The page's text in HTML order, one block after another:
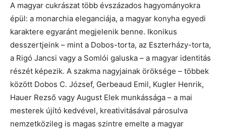
A magyar cukrászat több évszázados hagyományokra
épül: a monarchia eleganciája, a magyar konyha egyedi
karaktere egyaránt megjelenik benne. Ikonikus
desszertjeink – mint a Dobos-torta, az Eszterházy-torta,
a Rigó Jancsi vagy a Somlói galuska – a magyar identitás
részét képezik. A szakma nagyjainak öröksége – többek
között Dobos C. József, Gerbeaud Emil, Kugler Henrik,
Hauer Rezső vagy August Elek munkássága – a mai
mesterek újító kedvével, kreativitásával párosulva
nemzetközileg is magas szintre emelte a magyar